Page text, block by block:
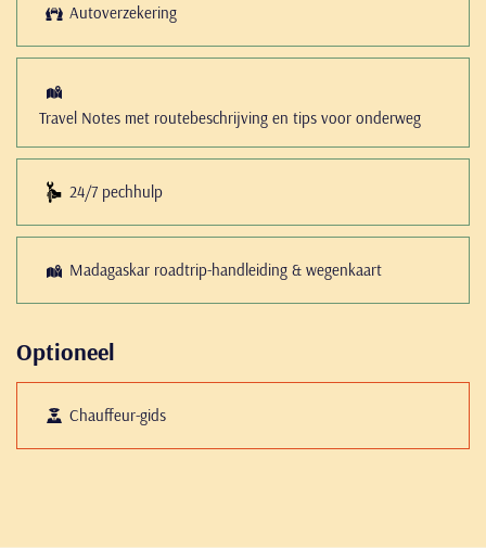
Autoverzekering
Travel Notes met routebeschrijving en tips voor onderweg
24/7 pechhulp
Madagaskar roadtrip-handleiding & wegenkaart
Optioneel
Chauffeur-gids